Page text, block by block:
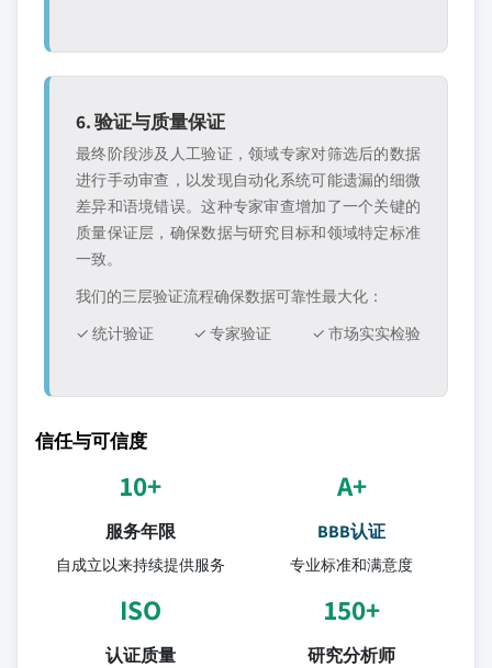
6. 验证与质量保证
最终阶段涉及人工验证，领域专家对筛选后的数据
进行手动审查，以发现自动化系统可能遗漏的细微
差异和语境错误。这种专家审查增加了一个关键的
质量保证层，确保数据与研究目标和领域特定标准
一致。
我们的三层验证流程确保数据可靠性最大化：
✓ 统计验证
✓ 专家验证 ✓ 市场实实检验
信任与可信度
10+
服务年限
自成立以来持续提供服务
A+
BBB认证
专业标准和满意度
ISO
认证质量
150+
研究分析师